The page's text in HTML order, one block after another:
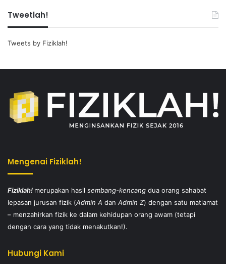
Tweetlah!
Tweets by Fiziklah!
Mengenai Fiziklah!
Fiziklah! merupakan hasil sembang-kencang dua orang sahabat
lepasan jurusan fizik (Admin A dan Admin Z) dengan satu matlamat
– menzahirkan fizik ke dalam kehidupan orang awam (tetapi
dengan cara yang tidak menakutkan!).
Hubungi Kami